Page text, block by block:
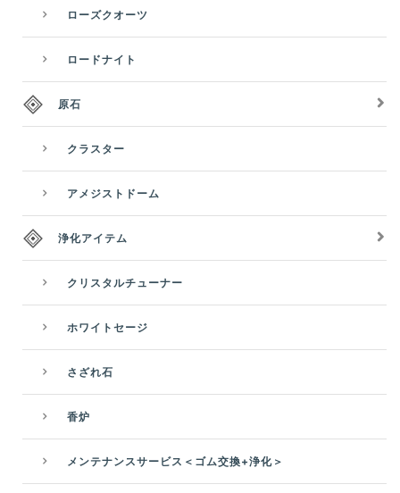
ローズクオーツ
ロードナイト
原石
クラスター
アメジストドーム
浄化アイテム
クリスタルチューナー
ホワイトセージ
さざれ石
香炉
メンテナンスサービス＜ゴム交換+浄化＞